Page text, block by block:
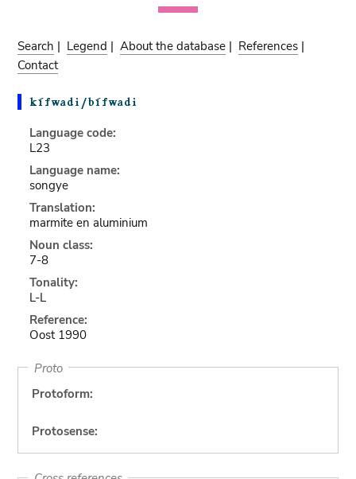
Search | Legend |About the database | References |
Contact
Language code:
L23
Language name:
songye
Translation:
marmite en aluminium
Noun class:
7-8
Tonality:
L-L
Reference:
Oost 1990
Proto
Protoform:
Protosense: